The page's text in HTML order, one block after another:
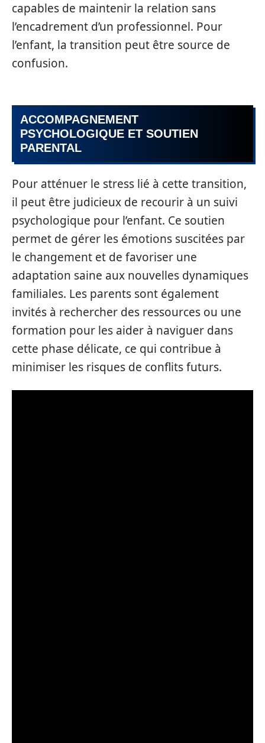
capables de maintenir la relation sans
l’encadrement d’un professionnel. Pour
l’enfant, la transition peut être source de
confusion.
ACCOMPAGNEMENT
PSYCHOLOGIQUE ET SOUTIEN
PARENTAL
Pour atténuer le stress lié à cette transition,
il peut être judicieux de recourir à un suivi
psychologique pour l’enfant. Ce soutien
permet de gérer les émotions suscitées par
le changement et de favoriser une
adaptation saine aux nouvelles dynamiques
familiales. Les parents sont également
invités à rechercher des ressources ou une
formation pour les aider à naviguer dans
cette phase délicate, ce qui contribue à
minimiser les risques de conflits futurs.